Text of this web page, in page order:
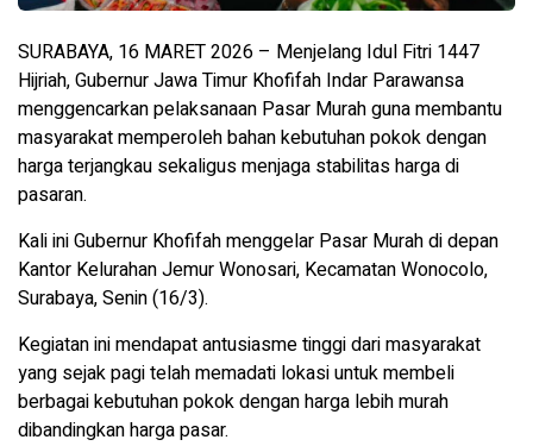
SURABAYA, 16 MARET 2026 – Menjelang Idul Fitri 1447
Hijriah, Gubernur Jawa Timur Khofifah Indar Parawansa
menggencarkan pelaksanaan Pasar Murah guna membantu
masyarakat memperoleh bahan kebutuhan pokok dengan
harga terjangkau sekaligus menjaga stabilitas harga di
pasaran.
Kali ini Gubernur Khofifah menggelar Pasar Murah di depan
Kantor Kelurahan Jemur Wonosari, Kecamatan Wonocolo,
Surabaya, Senin (16/3).
Kegiatan ini mendapat antusiasme tinggi dari masyarakat
yang sejak pagi telah memadati lokasi untuk membeli
berbagai kebutuhan pokok dengan harga lebih murah
dibandingkan harga pasar.